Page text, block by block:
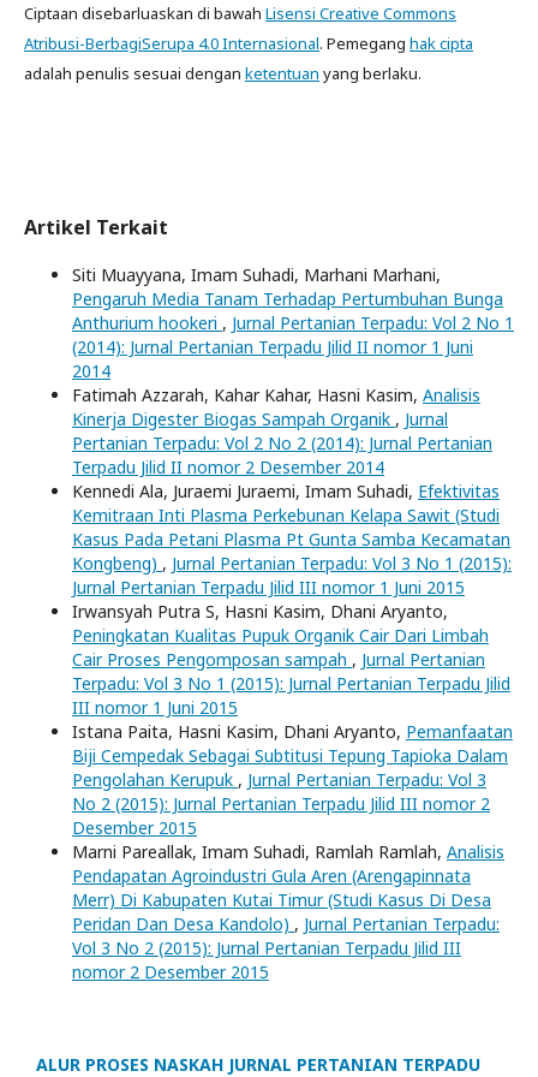
Ciptaan disebarluaskan di bawah Lisensi Creative Commons
Atribusi-BerbagiSerupa 4.0 Internasional. Pemegang hak cipta
adalah penulis sesuai dengan ketentuan yang berlaku.
Artikel Terkait
Siti Muayyana, Imam Suhadi, Marhani Marhani,
Pengaruh Media Tanam Terhadap Pertumbuhan Bunga
Anthurium hookeri , Jurnal Pertanian Terpadu: Vol 2 No 1
(2014): Jurnal Pertanian Terpadu Jilid II nomor 1 Juni
2014
Fatimah Azzarah, Kahar Kahar, Hasni Kasim, Analisis
Kinerja Digester Biogas Sampah Organik , Jurnal
Pertanian Terpadu: Vol 2 No 2 (2014): Jurnal Pertanian
Terpadu Jilid II nomor 2 Desember 2014
Kennedi Ala, Juraemi Juraemi, Imam Suhadi, Efektivitas
Kemitraan Inti Plasma Perkebunan Kelapa Sawit (Studi
Kasus Pada Petani Plasma Pt Gunta Samba Kecamatan
Kongbeng) , Jurnal Pertanian Terpadu: Vol 3 No 1 (2015):
Jurnal Pertanian Terpadu Jilid III nomor 1 Juni 2015
Irwansyah Putra S, Hasni Kasim, Dhani Aryanto,
Peningkatan Kualitas Pupuk Organik Cair Dari Limbah
Cair Proses Pengomposan sampah , Jurnal Pertanian
Terpadu: Vol 3 No 1 (2015): Jurnal Pertanian Terpadu Jilid
III nomor 1 Juni 2015
Istana Paita, Hasni Kasim, Dhani Aryanto, Pemanfaatan
Biji Cempedak Sebagai Subtitusi Tepung Tapioka Dalam
Pengolahan Kerupuk , Jurnal Pertanian Terpadu: Vol 3
No 2 (2015): Jurnal Pertanian Terpadu Jilid III nomor 2
Desember 2015
Marni Pareallak, Imam Suhadi, Ramlah Ramlah, Analisis
Pendapatan Agroindustri Gula Aren (Arengapinnata
Merr) Di Kabupaten Kutai Timur (Studi Kasus Di Desa
Peridan Dan Desa Kandolo) , Jurnal Pertanian Terpadu:
Vol 3 No 2 (2015): Jurnal Pertanian Terpadu Jilid III
nomor 2 Desember 2015
ALUR PROSES NASKAH JURNAL PERTANIAN TERPADU